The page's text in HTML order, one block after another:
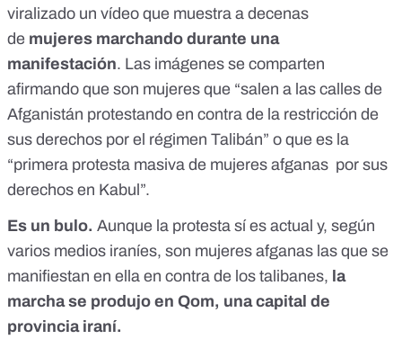
viralizado un vídeo que muestra a decenas
de mujeres marchando durante una
manifestación. Las imágenes se comparten
afirmando que son mujeres que “salen a las calles de
Afganistán protestando en contra de la restricción de
sus derechos por el régimen Talibán” o que es la
“primera protesta masiva de mujeres afganas por sus
derechos en Kabul ”.
Es un bulo. Aunque la protesta sí es actual y, según
varios medios iraníes, son mujeres afganas las que se
manifiestan en ella en contra de los talibanes, la
marcha se produjo en Qom, una capital de
provincia iraní.